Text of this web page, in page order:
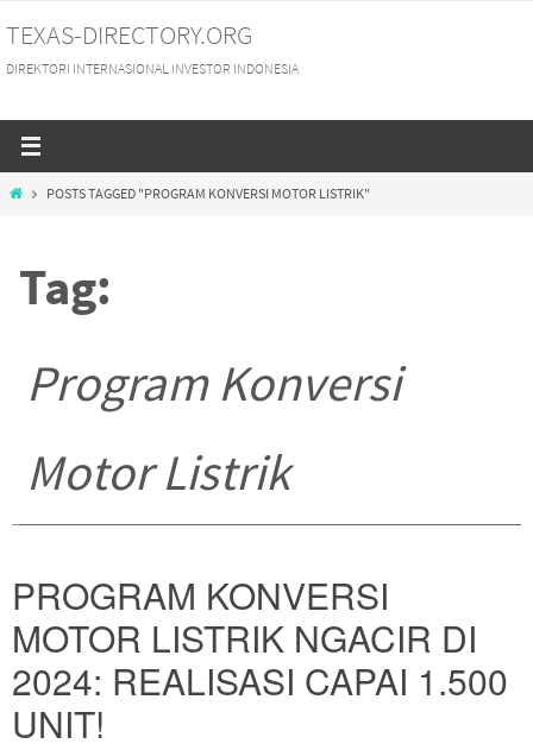
to
content
TEXAS-DIRECTORY.ORG
DIREKTORI INTERNASIONAL INVESTOR INDONESIA
HOMEPOSTS TAGGED "PROGRAM KONVERSI MOTOR LISTRIK"
Tag:
Program Konversi
Motor Listrik
PROGRAM KONVERSI
MOTOR LISTRIK NGACIR DI
2024: REALISASI CAPAI 1.500
UNIT!